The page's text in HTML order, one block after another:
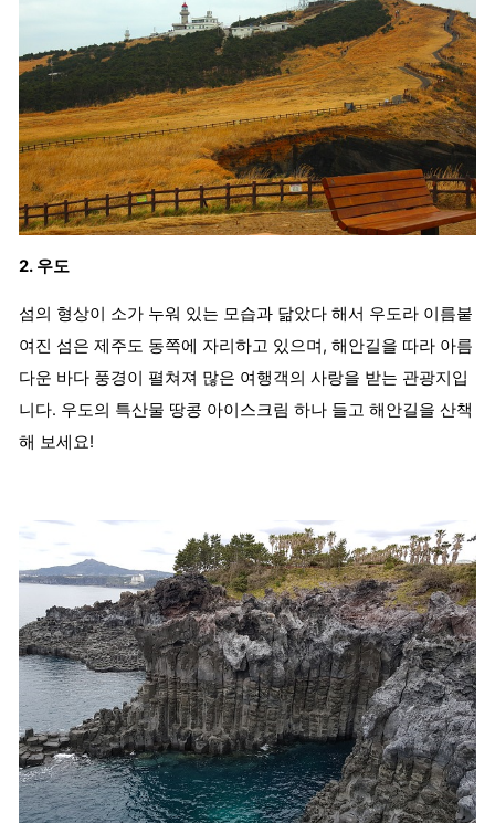
2. 우도
섬의 형상이 소가 누워 있는 모습과 닮았다 해서 우도라 이름붙
여진 섬은 제주도 동쪽에 자리하고 있으며, 해안길을 따라 아름
다운 바다 풍경이 펼쳐져 많은 여행객의 사랑을 받는 관광지입
니다. 우도의 특산물 땅콩 아이스크림 하나 들고 해안길을 산책
해 보세요!